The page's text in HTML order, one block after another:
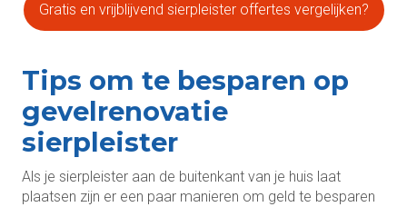
Gratis en vrijblijvend sierpleister offertes vergelijken?
Tips om te besparen op
gevelrenovatie
sierpleister
Als je sierpleister aan de buitenkant van je huis laat
plaatsen zijn er een paar manieren om geld te besparen